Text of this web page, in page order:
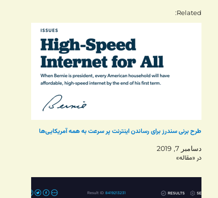
Related
طرح برنی سندرز برای رساندن اینترنت پر سرعت به همه آمریکایی‌ها
دسامبر 7, 2019
در «مقاله»